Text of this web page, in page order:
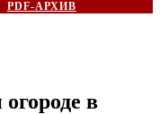
PDF-АРХИВ
в